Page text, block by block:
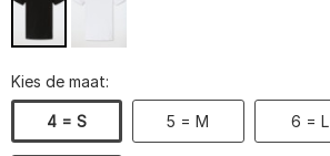
Kies de maat:
4 = S 5 = M 6 = L